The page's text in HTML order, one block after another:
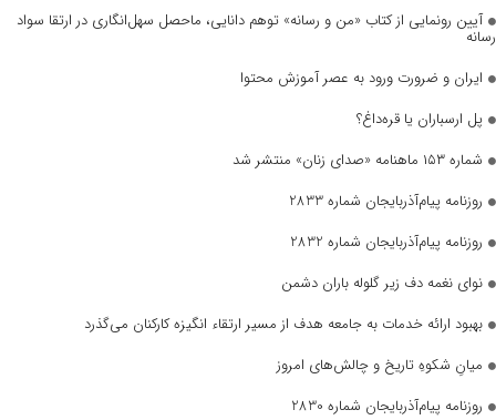
آیین رونمایی از کتاب «من و رسانه» توهم دانایی، ماحصل سهل‌انگاری در ارتقا سواد
رسانه
ایران و ضرورت ورود به عصر آموزش محتوا
پل ارسباران یا قره‌داغ؟
شماره ۱۵۳ ماهنامه «صدای زنان» منتشر شد
روزنامه پیام‌آذربایجان شماره 2833
روزنامه پیام‌آذربایجان شماره 2832
نوای نغمه دف زیر گلوله باران دشمن
بهبود ارائه خدمات به جامعه هدف از مسیر ارتقاء انگیزه کارکنان می‌گذرد
میانِ شکوهِ تاریخ و چالش‌های امروز
روزنامه پیام‌آذربایجان شماره 2830